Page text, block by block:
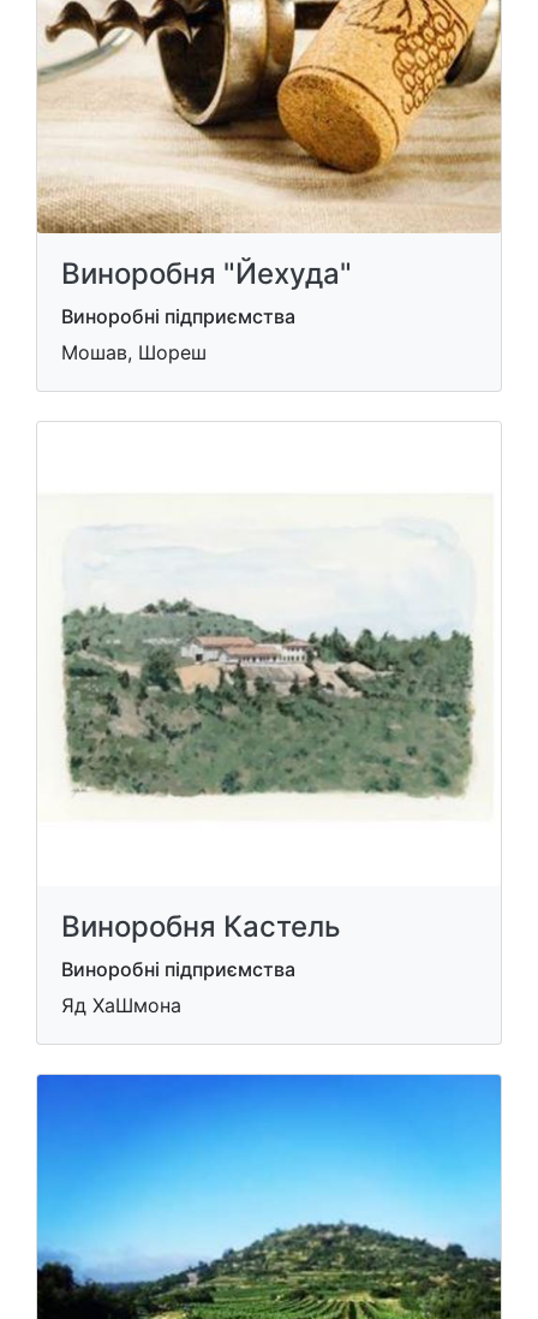
Виноробня "Йехуда"
Виноробні підприємства
Мошав, Шореш
Виноробня Кастель
Виноробні підприємства
Яд ХаШмона